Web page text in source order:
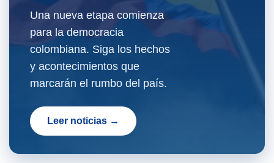
Una nueva etapa comienza
para la democracia
colombiana. Siga los hechos
y acontecimientos que
marcarán el rumbo del país.
Leer noticias →